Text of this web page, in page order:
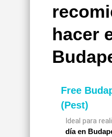
hacer
Free
(Pest)
Ideal para
día en